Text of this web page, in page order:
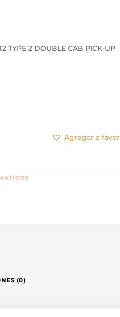
TYPE 2 DOUBLE CAB PICK-UP
Agregar a
(0)